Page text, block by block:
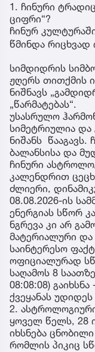
1. ჩინური
ციფრი“?
ჩინურ
წმინდა რიცხვად
სიმდიდრის
ჟღერს თითქმის
ნიშნავს
„წარმატებას“.
უსასრულო
სიმეტრიულია
ნიშანს
ბალანსისა და
ჩინური
კალენდრით
ძლიერი,
08.08.2026-ის
ენერგიას სწორ
ნგრევა კი არ
მატერიალური და
საინტერესო
ოფიციალურად
საღამოს 8
08:08:08)
ქვეყანას
2.
ყოველ წელს, 28
იხსნება
რომლის პიკიც